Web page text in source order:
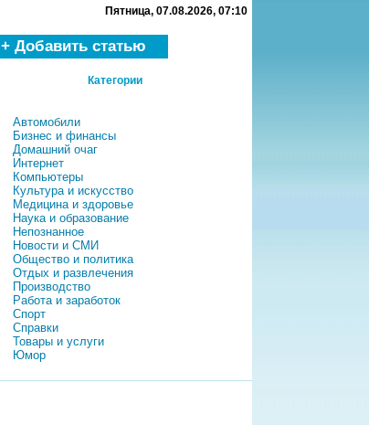
Пятница, 07.08.2026, 07:10
+ Добавить статью
Категории
Автомобили
Бизнес и финансы
Домашний очаг
Интернет
Компьютеры
Культура и искусство
Медицина и здоровье
Наука и образование
Непознанное
Новости и СМИ
Общество и политика
Отдых и развлечения
Производство
Работа и заработок
Спорт
Справки
Товары и услуги
Юмор